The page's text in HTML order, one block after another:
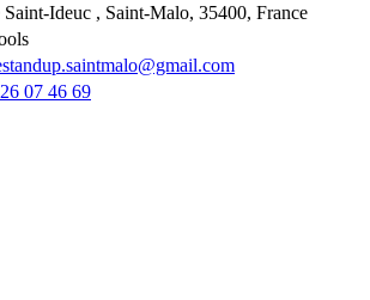
Saint-Ideuc , Saint-Malo, 35400, France
07 46 69